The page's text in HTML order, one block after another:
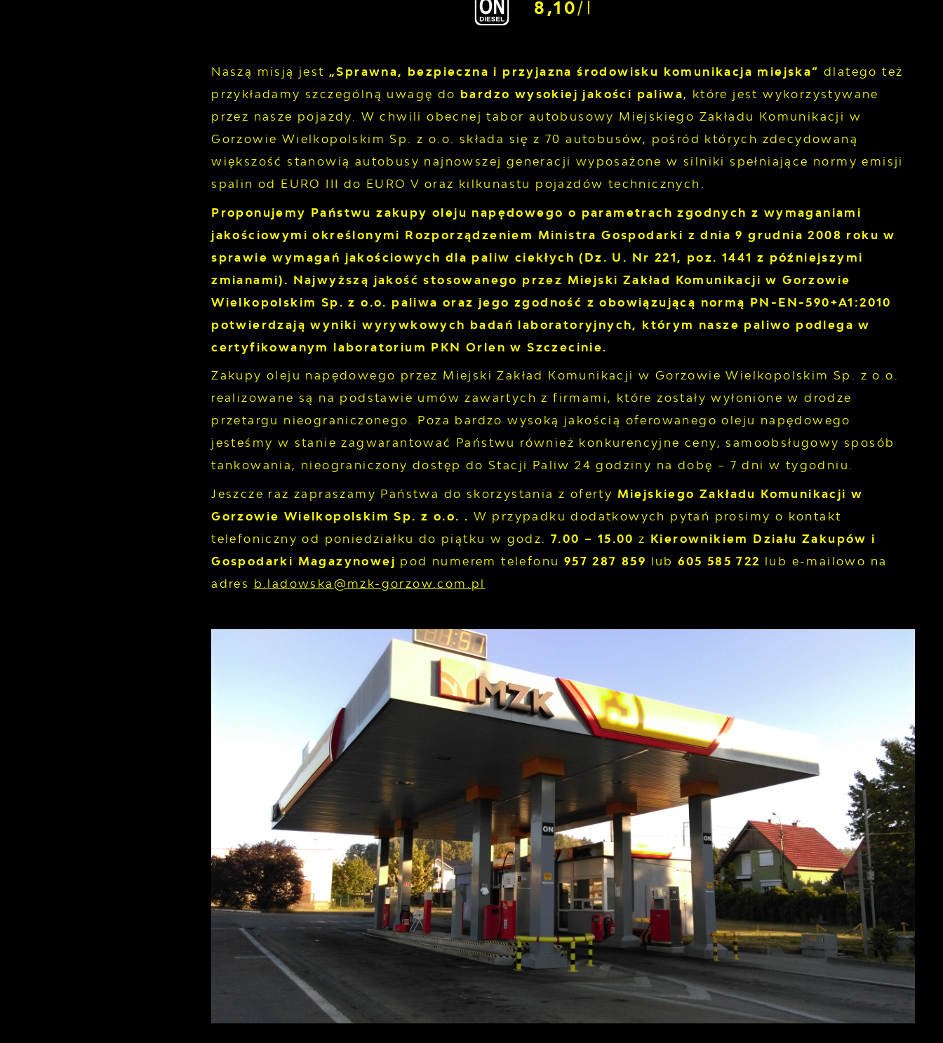
8,10/l
Naszą misją jest„Sprawna, bezpieczna i przyjazna środowisku komunikacja miejska” dlatego też
przykładamy szczególną uwagę do bardzo wysokiej jakości paliwa, które jest wykorzystywane
przez nasze pojazdy. W chwili obecnej tabor autobusowy Miejskiego Zakładu Komunikacji w
Gorzowie Wielkopolskim Sp. z o.o. składa się z 70 autobusów, pośród których zdecydowaną
większość stanowią autobusy najnowszej generacji wyposażone w silniki spełniające normy emisji
spalin od EURO III do EURO V oraz kilkunastu pojazdów technicznych.
Proponujemy Państwu zakupy oleju napędowego o parametrach zgodnych z wymaganiami
jakościowymi określonymi Rozporządzeniem Ministra Gospodarki z dnia 9 grudnia 2008 roku w
sprawie wymagań jakościowych dla paliw ciekłych (Dz. U. Nr 221, poz. 1441 z późniejszymi
zmianami). Najwyższą jakość stosowanego przez Miejski Zakład Komunikacji w Gorzowie
Wielkopolskim Sp. z o.o. paliwa oraz jego zgodność z obowiązującą normą PN-EN-590+A1:2010
potwierdzają wyniki wyrywkowych badań laboratoryjnych, którym nasze paliwo podlega w
certyfikowanym laboratorium PKN Orlen w Szczecinie.
Zakupy oleju napędowego przez Miejski Zakład Komunikacji w Gorzowie Wielkopolskim Sp. z o.o.
realizowane są na podstawie umów zawartych z firmami, które zostały wyłonione w drodze
przetargu nieograniczonego. Poza bardzo wysoką jakością oferowanego oleju napędowego
jesteśmy w stanie zagwarantować Państwu również konkurencyjne ceny, samoobsługowy sposób
tankowania, nieograniczony dostęp do Stacji Paliw 24 godziny na dobę – 7 dni w tygodniu.
Jeszcze raz zapraszamy Państwa do skorzystania z oferty Miejskiego Zakładu Komunikacji w
Gorzowie Wielkopolskim Sp. z o.o. . W przypadku dodatkowych pytań prosimy o kontakt
telefoniczny od poniedziałku do piątku w godz.7.00 – 15.00 z Kierownikiem Działu Zakupów i
Gospodarki Magazynowej pod numerem telefonu 957 287 859 lub605 585 722 lub e-mailowo na
adres b.ladowska@mzk-gorzow.com.pl